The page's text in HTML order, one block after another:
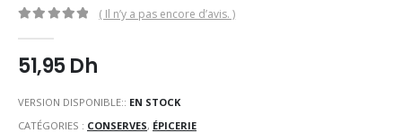
( Il n’y a pas encore d’avis. )
51,95Dh
VERSION DISPONIBLE:: EN STOCK
CATÉGORIES : CONSERVES, ÉPICERIE